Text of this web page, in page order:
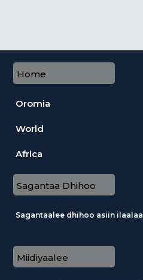
Home
Oromia
World
Africa
Sagantaa Dhihoo
Sagantaalee dhihoo asiin ilaalaa
Miidiyaalee